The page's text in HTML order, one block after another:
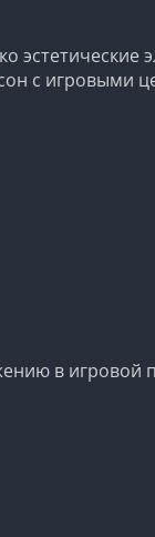
с игровыми
в игровой